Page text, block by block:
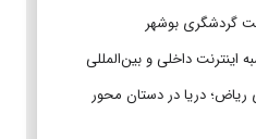
گردشگری بوشهر
اینترنت داخلی و بین‌المللی
ریاض؛ دریا در دستان محور